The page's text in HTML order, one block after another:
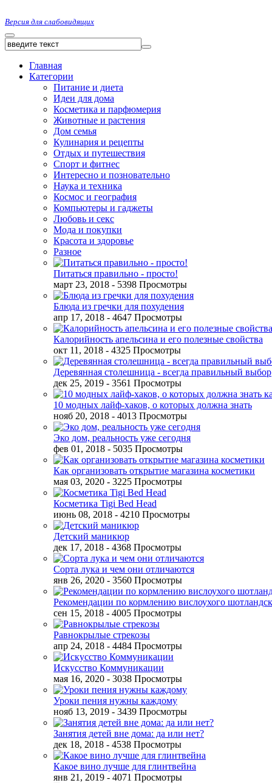
Версия для слабовидящих
Главная
Категории
Питание и диета
Идеи для дома
Косметика и парфюмерия
Животные и растения
Дом семья
Кулинария и рецепты
Отдых и путешествия
Спорт и фитнес
Интересно и позновательно
Наука и техника
Космос и география
Компьютеры и гаджеты
Любовь и секс
Мода и покупки
Красота и здоровье
Разное
Питаться правильно - просто!
март 23, 2018 - 5398 Просмотры
Блюда из гречки для похудения
апр 17, 2018 - 4647 Просмотры
Калорийность апельсина и его полезные свойства
окт 11, 2018 - 4325 Просмотры
Деревянная столешница - всегда правильный выбор
дек 25, 2019 - 3561 Просмотры
10 модных лайф-хаков, о которых должна знать
нояб 20, 2018 - 4013 Просмотры
Эко дом, реальность уже сегодня
фев 01, 2018 - 5035 Просмотры
Как организовать открытие магазина косметики
мая 03, 2020 - 3225 Просмотры
Косметика Tigi Bed Head
июнь 08, 2018 - 4210 Просмотры
Детский маникюр
дек 17, 2018 - 4368 Просмотры
Сорта лука и чем они отличаются
янв 26, 2020 - 3560 Просмотры
Рекомендации по кормлению вислоухого
сен 15, 2018 - 4005 Просмотры
Равнокрылые стрекозы
апр 24, 2018 - 4484 Просмотры
Искусство Коммуникации
мая 16, 2020 - 3038 Просмотры
Уроки пения нужны каждому
нояб 13, 2019 - 3439 Просмотры
Занятия детей вне дома: да или нет?
дек 18, 2018 - 4538 Просмотры
Какое вино лучше для глинтвейна
янв 21, 2019 - 4071 Просмотры